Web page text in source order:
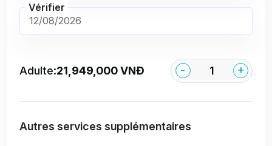
Vérifier
Adulte:21,949,000 VNĐ - +
Autres services supplémentaires